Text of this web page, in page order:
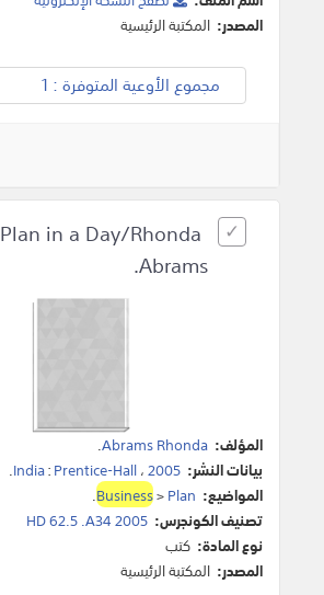
المصدر: المكتبة الرئيسية
مجموع الأوعية المتوفرة : 1
Plan in a Day/Rhonda
Abrams.
المؤلف: Abrams Rhonda
.
بيانات النشر:
India:Prentice-Hall،2005
.
المواضيع:
Business>Plan
.
تصنيف الكونجرس: HD 62.5 .A34 2005
نوع المادة: كتب
المصدر: المكتبة الرئيسية